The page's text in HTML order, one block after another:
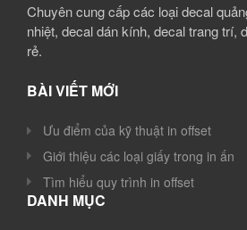
Chuyên cung cấp các loại decal
nhiệt, decal dán kính, decal trang trí,
rẻ.
BÀI VIẾT MỚI
Ưu điểm của kỹ thuật in offset
Giới thiệu các loại giấy trong in ấn
Tìm hiểu quy trình in offset
DANH MỤC